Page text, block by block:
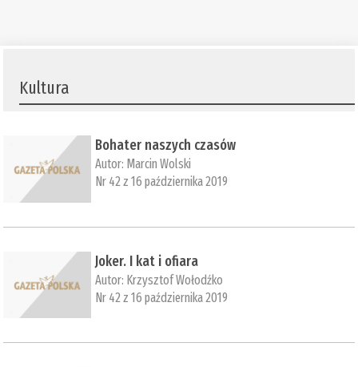
Kultura
Bohater naszych czasów
Autor: Marcin Wolski
Nr 42 z 16 października 2019
Joker. I kat i ofiara
Autor: Krzysztof Wołodźko
Nr 42 z 16 października 2019